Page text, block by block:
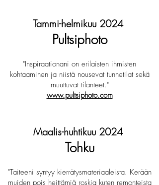
Tammi-helmikuu 2024
Pultsiphoto
"Inspiraationani on erilaisten ihmisten
kohtaaminen ja niistä nousevat tunnetilat sekä
muuttuvat tilanteet."
www.pultsiphoto.com
Maalis-huhtikuu 2024
Tohku
"Taiteeni syntyy kierrätysmateriaaleista. Kerään
muiden pois heittämiä roskia kuten remonteista